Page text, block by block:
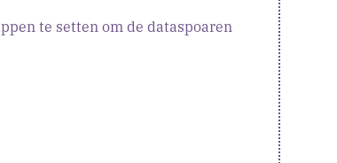
te setten om de dataspoaren